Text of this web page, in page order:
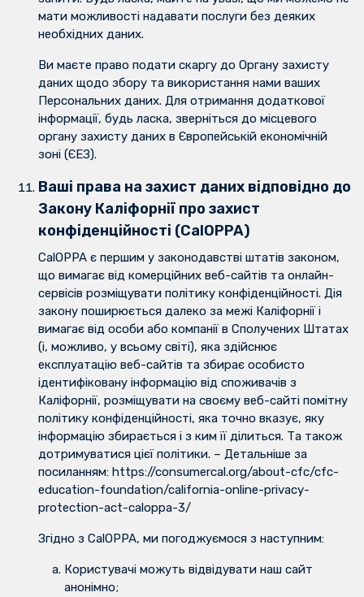
мати можливості надавати послуги без деяких
необхідних даних.
Ви маєте право подати скаргу до Органу захисту
даних щодо збору та використання нами ваших
Персональних даних. Для отримання додаткової
інформації, будь ласка, зверніться до місцевого
органу захисту даних в Європейській економічній
зоні (ЄЕЗ).
Ваші права на захист даних відповідно до
Закону Каліфорнії про захист
конфіденційності (CalOPPA)
CalOPPA є першим у законодавстві штатів законом,
що вимагає від комерційних веб-сайтів та онлайн-
сервісів розміщувати політику конфіденційності. Дія
закону поширюється далеко за межі Каліфорнії і
вимагає від особи або компанії в Сполучених Штатах
(і, можливо, у всьому світі), яка здійснює
експлуатацію веб-сайтів та збирає особисто
ідентифіковану інформацію від споживачів з
Каліфорнії, розміщувати на своєму веб-сайті помітну
політику конфіденційності, яка точно вказує, яку
інформацію збирається і з ким її ділиться. Та також
дотримуватися цієї політики. – Детальніше за
посиланням: https://consumercal.org/about-cfc/cfc-
education-foundation/california-online-privacy-
protection-act-caloppa-3/
Згідно з CalOPPA, ми погоджуємося з наступним:
Користувачі можуть відвідувати наш сайт
анонімно;